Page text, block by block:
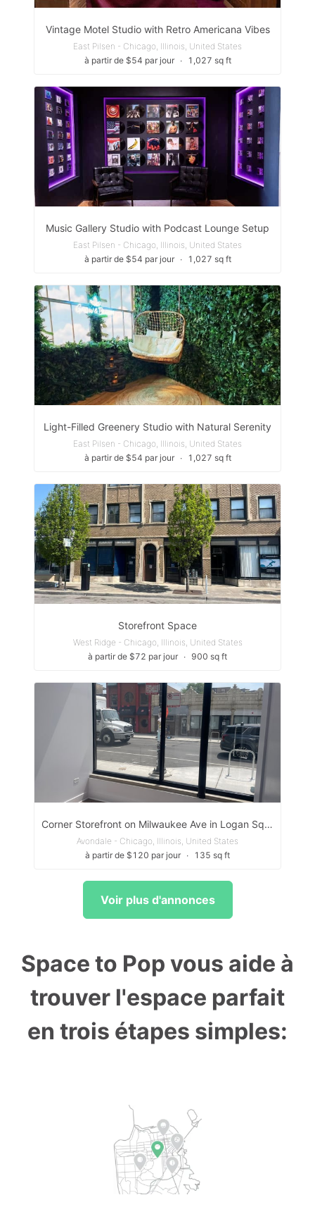
Vintage Motel Studio with Retro Americana Vibes
East Pilsen - Chicago, Illinois, United States
à partir de $54 par jour
∙ 1,027 sq ft
Music Gallery Studio with Podcast Lounge Setup
East Pilsen - Chicago, Illinois, United States
à partir de $54 par jour
∙ 1,027 sq ft
Light-Filled Greenery Studio with Natural Serenity
East Pilsen - Chicago, Illinois, United States
à partir de $54 par jour
∙ 1,027 sq ft
Storefront Space
West Ridge - Chicago, Illinois, United States
à partir de $72 par jour ∙ 900 sq ft
Corner Storefront on Milwaukee Ave in Logan Square - Perfect Display / Branding Space
Avondale - Chicago, Illinois, United States
à partir de $120 par jour ∙ 135 sq ft
Voir plus d'annonces
Space to Pop vous aide à
trouver l'espace parfait
en trois étapes simples: